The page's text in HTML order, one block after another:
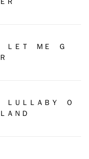
ＬＥＴ ＭＥ Ｇ
ＬＵＬＬＡＢＹ Ｏ
ＡＮＤ